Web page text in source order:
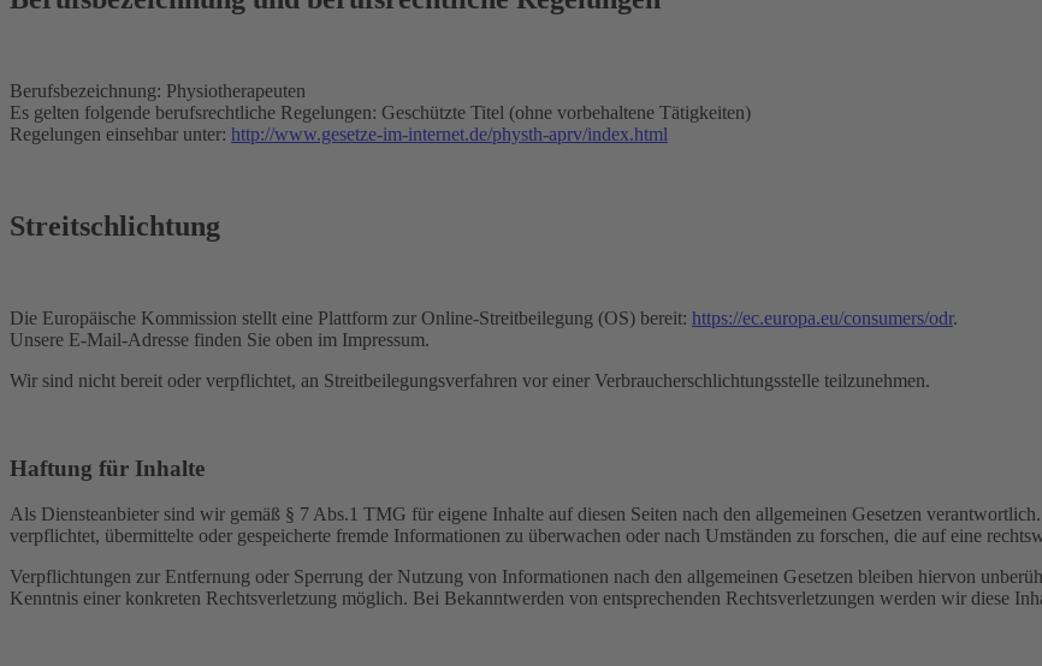
Berufsbezeichnung: Physiotherapeuten
Es gelten folgende berufsrechtliche Regelungen: Geschützte Titel (ohne vorbehaltene Tätigkeiten)
Regelungen einsehbar unter: http://www.gesetze-im-internet.de/physth-aprv/index.html
Streitschlichtung
Die Europäische Kommission stellt eine Plattform zur Online-Streitbeilegung (OS) bereit: https://ec.europa.eu/consumers/odr.
Unsere E-Mail-Adresse finden Sie oben im Impressum.
Wir sind nicht bereit oder verpflichtet, an Streitbeilegungsverfahren vor einer Verbraucherschlichtungsstelle teilzunehmen.
Haftung für Inhalte
Als Diensteanbieter sind wir gemäß § 7 Abs.1 TMG für eigene Inhalte auf diesen Seiten nach den allgemeinen Gesetzen
verpflichtet, übermittelte oder gespeicherte fremde Informationen zu überwachen oder nach Umständen zu forschen, die auf eine
Verpflichtungen zur Entfernung oder Sperrung der Nutzung von Informationen nach den allgemeinen Gesetzen bleiben hiervon
Kenntnis einer konkreten Rechtsverletzung möglich. Bei Bekanntwerden von entsprechenden Rechtsverletzungen werden wir diese